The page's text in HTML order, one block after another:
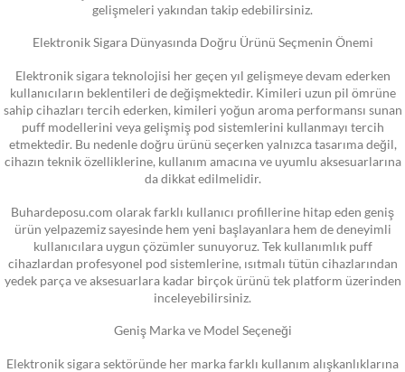
gelişmeleri yakından takip edebilirsiniz.
Elektronik Sigara Dünyasında Doğru Ürünü Seçmenin Önemi
Elektronik sigara teknolojisi her geçen yıl gelişmeye devam ederken
kullanıcıların beklentileri de değişmektedir. Kimileri uzun pil ömrüne
sahip cihazları tercih ederken, kimileri yoğun aroma performansı sunan
puff modellerini veya gelişmiş pod sistemlerini kullanmayı tercih
etmektedir. Bu nedenle doğru ürünü seçerken yalnızca tasarıma değil,
cihazın teknik özelliklerine, kullanım amacına ve uyumlu aksesuarlarına
da dikkat edilmelidir.
Buhardeposu.com olarak farklı kullanıcı profillerine hitap eden geniş
ürün yelpazemiz sayesinde hem yeni başlayanlara hem de deneyimli
kullanıcılara uygun çözümler sunuyoruz. Tek kullanımlık puff
cihazlardan profesyonel pod sistemlerine, ısıtmalı tütün cihazlarından
yedek parça ve aksesuarlara kadar birçok ürünü tek platform üzerinden
inceleyebilirsiniz.
Geniş Marka ve Model Seçeneği
Elektronik sigara sektöründe her marka farklı kullanım alışkanlıklarına